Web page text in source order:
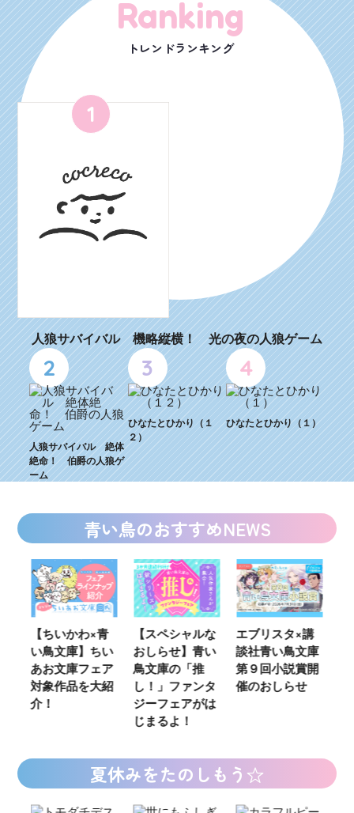
Ranking
トレンドランキング
1
人狼サバイバル 機略縦横！ 光の夜の人狼ゲーム
2
人狼サバイバル 絶体
絶命！ 伯爵の人狼ゲ
ーム
3
ひなたとひかり（１
２）
4
ひなたとひかり（１）
青い鳥のおすすめNEWS
【ちいかわ×青
い鳥文庫】ちい
あお文庫フェア
対象作品を大紹
介！
【スペシャルな
おしらせ】青い
鳥文庫の「推
し！」ファンタ
ジーフェアがは
じまるよ！
エブリスタ×講
談社青い鳥文庫
第９回小説賞開
催のおしらせ
夏休みをたのしもう☆